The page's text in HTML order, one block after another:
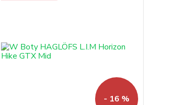
- 16 %